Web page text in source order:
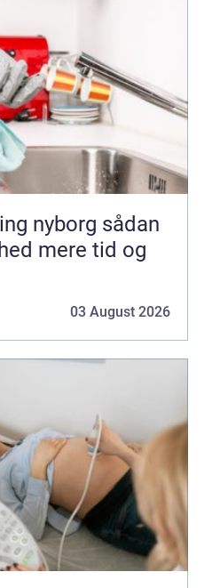
sådan
mere tid og
03 August 2026